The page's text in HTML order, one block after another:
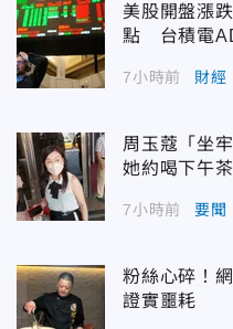
美股開盤漲
點 台積電
7小時前 財經
周玉蔻「坐
她約喝下午
7小時前 要聞
粉絲心碎！
證實噩耗